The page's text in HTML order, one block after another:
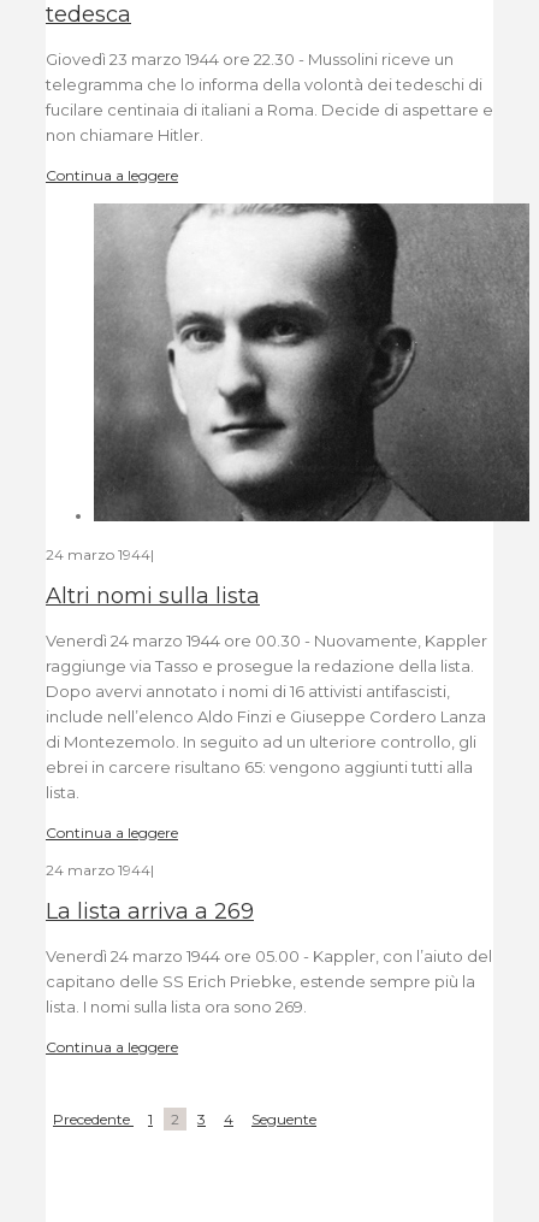
tedesca
Giovedì 23 marzo 1944 ore 22.30 - Mussolini riceve un
telegramma che lo informa della volontà dei tedeschi di
fucilare centinaia di italiani a Roma. Decide di aspettare e
non chiamare Hitler.
Continua a leggere
24 marzo 1944|
Altri nomi sulla lista
Venerdì 24 marzo 1944 ore 00.30 - Nuovamente, Kappler
raggiunge via Tasso e prosegue la redazione della lista.
Dopo avervi annotato i nomi di 16 attivisti antifascisti,
include nell’elenco Aldo Finzi e Giuseppe Cordero Lanza
di Montezemolo. In seguito ad un ulteriore controllo, gli
ebrei in carcere risultano 65: vengono aggiunti tutti alla
lista.
Continua a leggere
24 marzo 1944|
La lista arriva a 269
Venerdì 24 marzo 1944 ore 05.00 - Kappler, con l’aiuto del
capitano delle SS Erich Priebke, estende sempre più la
lista. I nomi sulla lista ora sono 269.
Continua a leggere
Precedente 1 2 3 4 Seguente